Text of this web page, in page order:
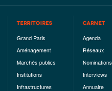
TERRITOIRES
Grand Paris
Aménagement
Marchés publics
Institutions
Infrastructures
CARNET
Agenda
Réseaux
Nominations
Interviews
Annuaire